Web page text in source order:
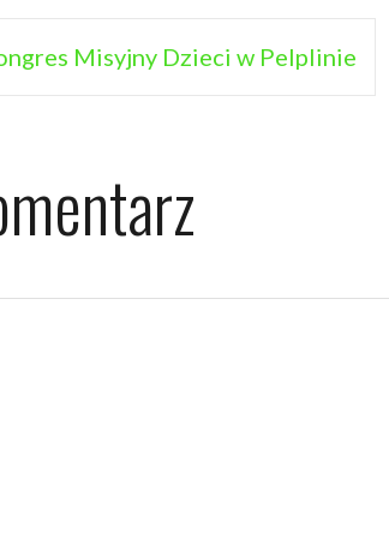
Misyjny Dzieci w Pelplinie